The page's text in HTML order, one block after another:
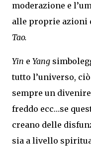
moderazione e
alle proprie azioni
Tao.
Yin e Yang
tutto l’universo,
sempre un
freddo ecc…se
creano delle
sia a livello